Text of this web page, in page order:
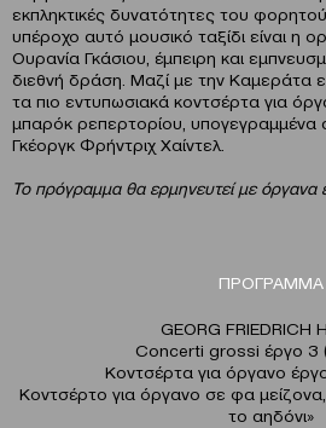
εκπληκτικές δυνατότητες του
υπέροχο αυτό μουσικό ταξίδι είναι η
Ουρανία Γκάσιου, έμπειρη και
διεθνή δράση. Μαζί με την Καμεράτα
τα πιο εντυπωσιακά κοντσέρτα για
μπαρόκ ρεπερτορίου, υπογεγραμμένα
Γκέοργκ Φρήντριχ Χαίντελ.
Το πρόγραμμα θα ερμηνευτεί με όργανα
ΠΡΟΓΡΑΜΜΑ
GEORG FRIEDRICH
Concerti grossi έργο 3
Κοντσέρτα για όργανο
Κοντσέρτο για όργανο σε φα
το αηδόνι»